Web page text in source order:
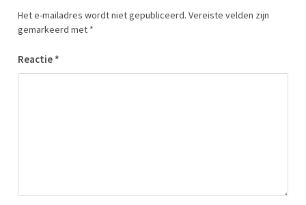
Het e-mailadres wordt niet gepubliceerd. Vereiste velden zijn
gemarkeerd met *
Reactie *